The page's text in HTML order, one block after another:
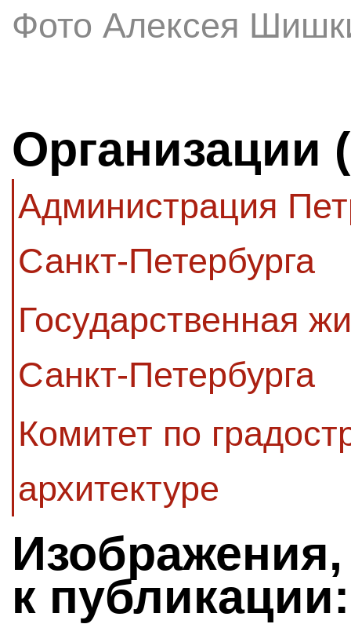
Фото Алексея
Организации
Администрация
Санкт-Петербурга
Государственная
Санкт-Петербурга
Комитет по
архитектуре
к публикации: